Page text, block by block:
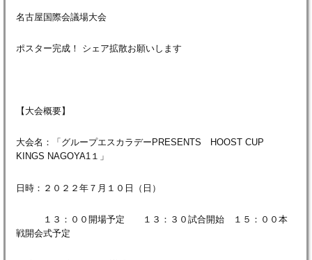
名古屋国際会議場大会
ポスター完成！ シェア拡散お願いします
【大会概要】
大会名：「グループエスカラデーPRESENTS HOOST CUP
KINGS NAGOYA1１」
日時：２０２２年７月１０日（日）
１３：００開場予定 １３：３０試合開始 １５：００本
戦開会式予定